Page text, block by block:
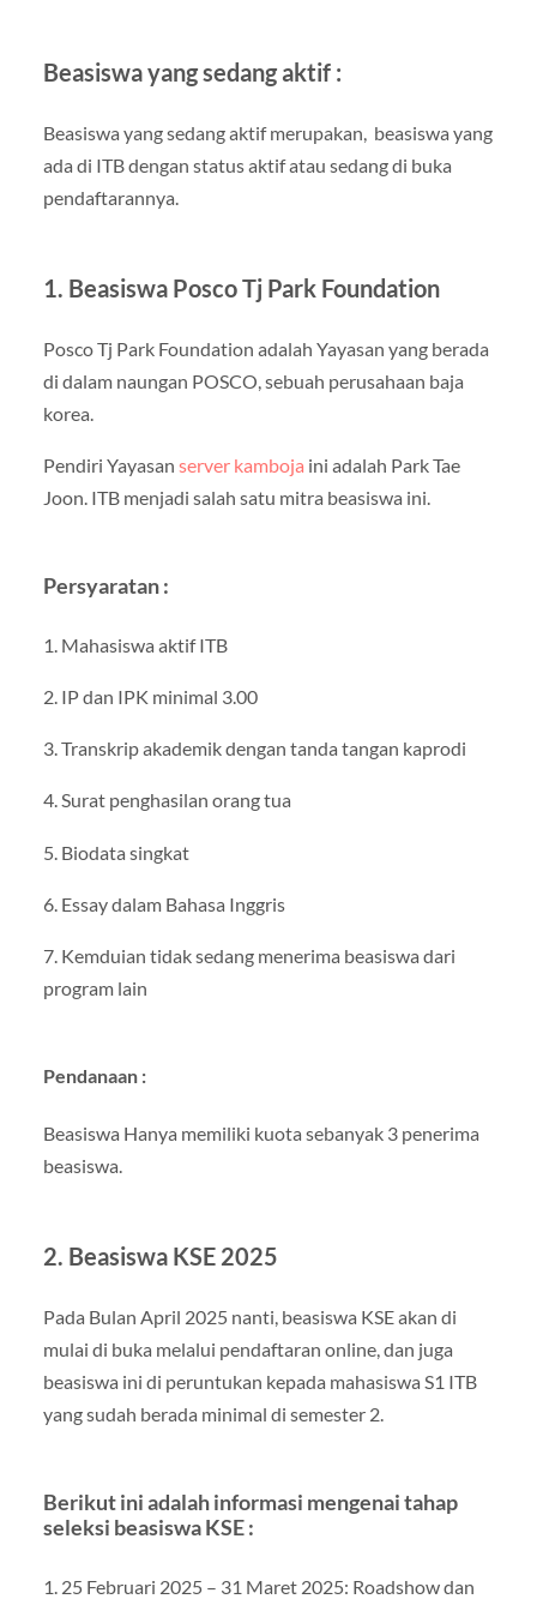
Beasiswa yang sedang aktif :
Beasiswa yang sedang aktif merupakan, beasiswa yang
ada di ITB dengan status aktif atau sedang di buka
pendaftarannya.
1. Beasiswa Posco Tj Park Foundation
Posco Tj Park Foundation adalah Yayasan yang berada
di dalam naungan POSCO, sebuah perusahaan baja
korea.
Pendiri Yayasan server kamboja ini adalah Park Tae
Joon. ITB menjadi salah satu mitra beasiswa ini.
Persyaratan :
1. Mahasiswa aktif ITB
2. IP dan IPK minimal 3.00
3. Transkrip akademik dengan tanda tangan kaprodi
4. Surat penghasilan orang tua
5. Biodata singkat
6. Essay dalam Bahasa Inggris
7. Kemduian tidak sedang menerima beasiswa dari
program lain
Pendanaan :
Beasiswa Hanya memiliki kuota sebanyak 3 penerima
beasiswa.
2. Beasiswa KSE 2025
Pada Bulan April 2025 nanti, beasiswa KSE akan di
mulai di buka melalui pendaftaran online, dan juga
beasiswa ini di peruntukan kepada mahasiswa S1 ITB
yang sudah berada minimal di semester 2.
Berikut ini adalah informasi mengenai tahap
seleksi beasiswa KSE :
1. 25 Februari 2025 – 31 Maret 2025: Roadshow dan